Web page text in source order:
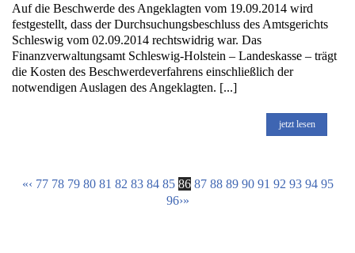
Auf die Beschwerde des Angeklagten vom 19.09.2014 wird
festgestellt, dass der Durchsuchungsbeschluss des Amtsgerichts
Schleswig vom 02.09.2014 rechtswidrig war. Das
Finanzverwaltungsamt Schleswig-Holstein – Landeskasse – trägt
die Kosten des Beschwerdeverfahrens einschließlich der
notwendigen Auslagen des Angeklagten. [...]
jetzt lesen
«‹ 77 78 79 80 81 82 83 84 85 86 87 88 89 90 91 92 93 94 95
96›»